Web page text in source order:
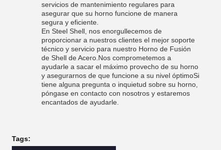
servicios de mantenimiento regulares para
asegurar que su horno funcione de manera
segura y eficiente.
En Steel Shell, nos enorgullecemos de
proporcionar a nuestros clientes el mejor soporte
técnico y servicio para nuestro Horno de Fusión
de Shell de Acero.Nos comprometemos a
ayudarle a sacar el máximo provecho de su horno
y asegurarnos de que funcione a su nivel óptimoSi
tiene alguna pregunta o inquietud sobre su horno,
póngase en contacto con nosotros y estaremos
encantados de ayudarle.
Tags: